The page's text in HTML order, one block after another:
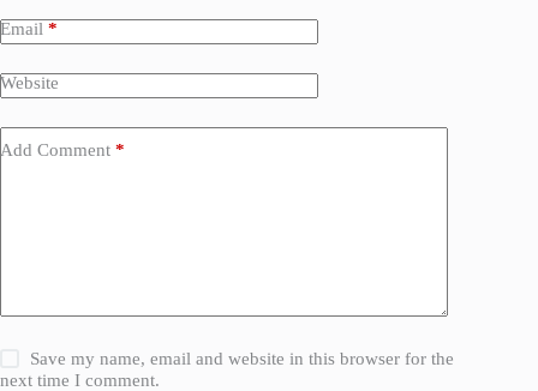
Email *
Website
Add Comment *
Save my name, email and website in this browser for the
next time I comment.